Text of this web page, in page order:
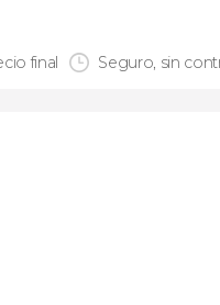
final Seguro, sin